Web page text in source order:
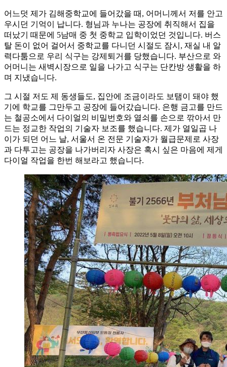
어느덧 제가 김해중학교에 들어갔을 때, 어머니께서 저를 안고
우시던 기억이 납니다. 형님과 누나는 공장에 취직해서 집을
떠났기 때문에 5남매 중 첫 중학교 입학이었던 것입니다. 버스
탈 돈이 없어 걸어서 중학교를 다니던 시절도 잠시, 재실 내 알
력다툼으로 우리 식구는 강제퇴거를 당했습니다. 부산으로 와
어머니는 새벽시장으로 일을 나가고 식구는 단칸방 생활을 하
며 지냈습니다.
그 시절 저도 제 동생들도, 집안에 조금이라도 보탬이 돼야 했
기에 학교를 그만두고 공장에 들어갔습니다. 은행 금고를 만드
는 철공소에서 다이얼의 비밀번호와 열쇠를 손으로 깎아서 만
드는 정교한 작업의 기술자 보조를 했습니다. 제가 열일곱 나
이가 되던 어느 날, 서울서 온 전문 기술자가 월급문제로 사장
과 다투고는 공장을 나가버리자 사장은 혹시 싶은 마음에 제게
다이얼 작업을 한번 해보라고 했습니다.